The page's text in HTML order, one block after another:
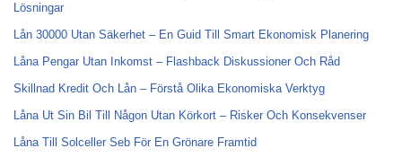
Lösningar
Lån 30000 Utan Säkerhet – En Guid Till Smart Ekonomisk Planering
Låna Pengar Utan Inkomst – Flashback Diskussioner Och Råd
Skillnad Kredit Och Lån – Förstå Olika Ekonomiska Verktyg
Låna Ut Sin Bil Till Någon Utan Körkort – Risker Och Konsekvenser
Låna Till Solceller Seb För En Grönare Framtid